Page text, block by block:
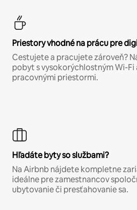
Priestory vhodné na prácu pre
Cestujete a pracujete zároveň?
pobyt s vysokorýchlostným Wi-Fi
pracovnými priestormi.
Hľadáte byty so službami?
Na Airbnb nájdete kompletne
ideálne pre zamestnancov
ubytovanie či presťahovanie sa.